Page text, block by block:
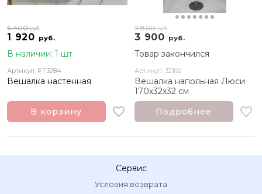
1 920 руб.
6 400руб.
В наличии: 1 шт
Артикул: PT3284
Вешалка настенная
В корзину
3 900 руб.
7 800руб.
Товар закончился
Артикул: 32102
Вешалка напольная Люси
170х32х32 см
Подробнее
Сервис
Условия возврата